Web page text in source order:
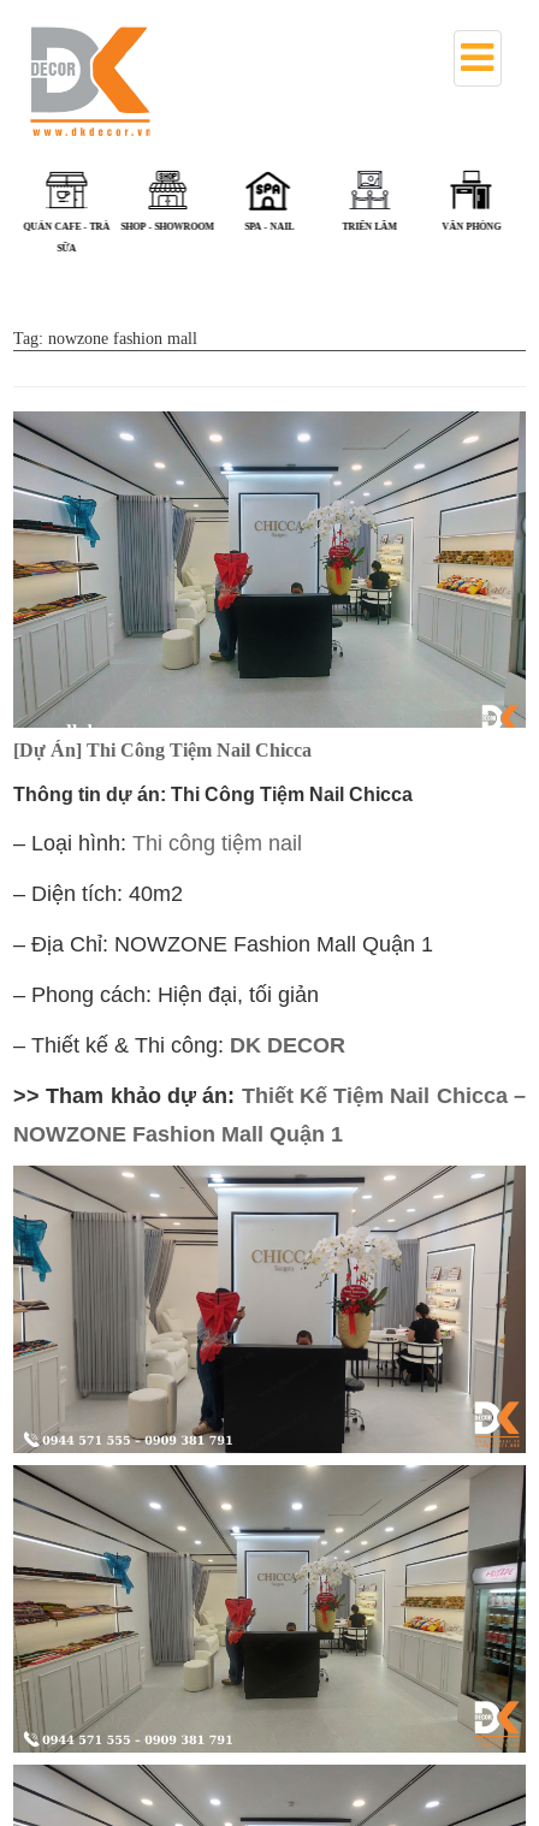
QUÁN CAFE - TRÀ
SỮA
SHOP - SHOWROOM SPA - NAIL TRIỂN LÃM VĂN PHÒNG
Tag:nowzone fashion mall
[Dự Án] Thi Công Tiệm Nail Chicca
Thông tin dự án: Thi Công Tiệm Nail Chicca
– Loại hình:Thi công tiệm nail
– Diện tích: 40m2
– Địa Chỉ: NOWZONE Fashion Mall Quận 1
– Phong cách: Hiện đại, tối giản
– Thiết kế & Thi công: DK DECOR
>> Tham khảo dự án: Thiết Kế Tiệm Nail Chicca –
NOWZONE Fashion Mall Quận 1